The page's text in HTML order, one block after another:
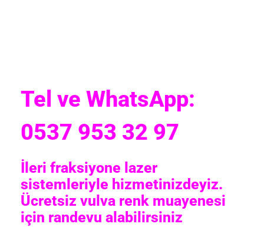
Tel ve WhatsApp:
0537 953 32 97
İleri fraksiyone lazer
sistemleriyle hizmetinizdeyiz.
Ücretsiz vulva renk muayenesi
için randevu alabilirsiniz